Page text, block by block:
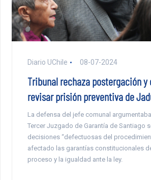
Diario UChile 08-07-2024
Tribunal rechaza postergación y
revisar prisión preventiva de
La defensa del jefe comunal
Tercer Juzgado de Garantía de Santiago
decisiones “defectuosas del
afectado las garantías constitucionales
proceso y la igualdad ante la ley.